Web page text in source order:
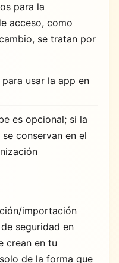
para la
acceso, como
se tratan por
usar la app en
es opcional; si la
conservan en el
importación
seguridad en
crean en tu
de la forma que